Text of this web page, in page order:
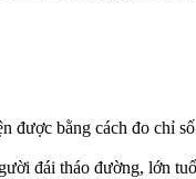
bằng cách đo chỉ
đái tháo đường, lớn